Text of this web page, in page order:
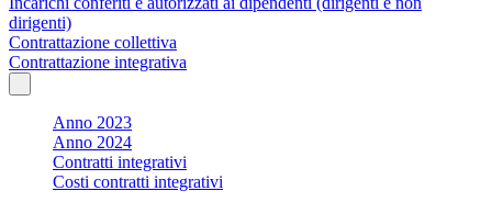
dirigenti)
Contrattazione collettiva
Contrattazione integrativa
Anno 2023
Anno 2024
Contratti integrativi
Costi contratti integrativi